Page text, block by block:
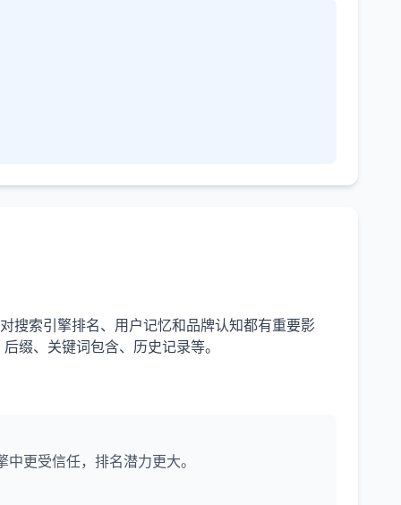
搜索引擎排名、用户记忆和品牌认知都有重要影
缀、关键词包含、历史记录等。
更受信任，排名潜力更大。